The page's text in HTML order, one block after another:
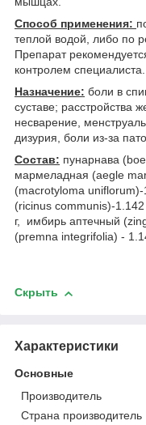
Способ применения:
теплой водой, либо по
Препарат
контролем специалиста.
Назначение: боли в
суставе; расстройства
несварение,
дизурия, боли из-за
Состав: пунарнава
мармеладная (aegle
(macrotyloma
(ricinus communis)-
г, имбирь аптечный
(premna integrifolia) -
Скрыть
Характеристики
Основные
Производитель
Страна производитель